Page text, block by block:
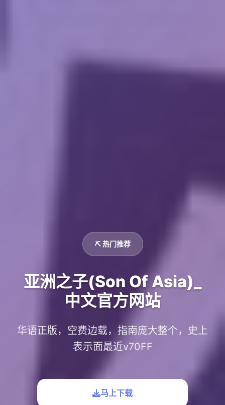
⛏️ 热门推荐
亚洲之子(Son Of Asia)_
中文官方网站
华语正版，空费边载，指南庞大整个，史上
表示面最近v70FF
马上下载